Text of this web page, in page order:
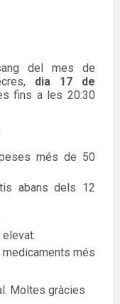
del mes de
dia 17 de
fins a les 20:30
més de 50
abans dels 12
medicaments més
Moltes gràcies